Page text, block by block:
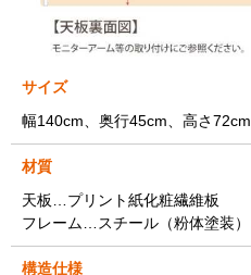
サイズ
幅140cm、奥行45cm、高さ72cm
材質
天板…プリント紙化粧繊維板
フレーム…スチール（粉体塗装）
構造仕様